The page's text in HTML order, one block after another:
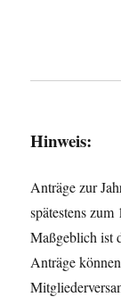
Hinweis:
Anträge zur
spätestens
Maßgeblich ist
Anträge